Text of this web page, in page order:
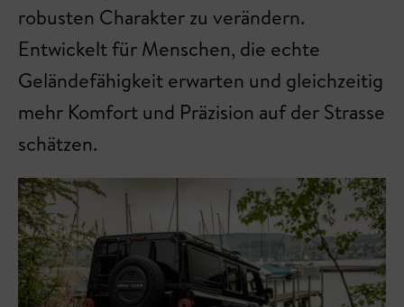
robusten Charakter zu verändern.
Entwickelt für Menschen, die echte
Geländefähigkeit erwarten und gleichzeitig
mehr Komfort und Präzision auf der Strasse
schätzen.